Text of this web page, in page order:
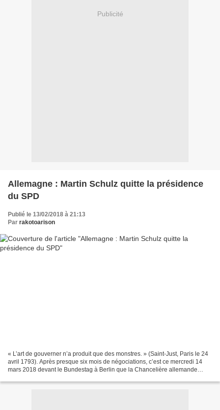
Publicité
Allemagne : Martin Schulz quitte la présidence
du SPD
Publié le 13/02/2018 à 21:13
Par rakotoarison
« L’art de gouverner n’a produit que des monstres. » (Saint-Just, Paris le 24
avril 1793). Après presque six mois de négociations, c’est ce mercredi 14
mars 2018 devant le Bundestag à Berlin que la Chancelière allemande